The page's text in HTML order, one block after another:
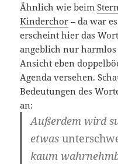
Ähnlich wie beim
Kinderchor – da war
erscheint hier das
angeblich nur
Ansicht eben
Agenda versehen.
Bedeutungen des
an:
Außerdem wird
etwas
kaum